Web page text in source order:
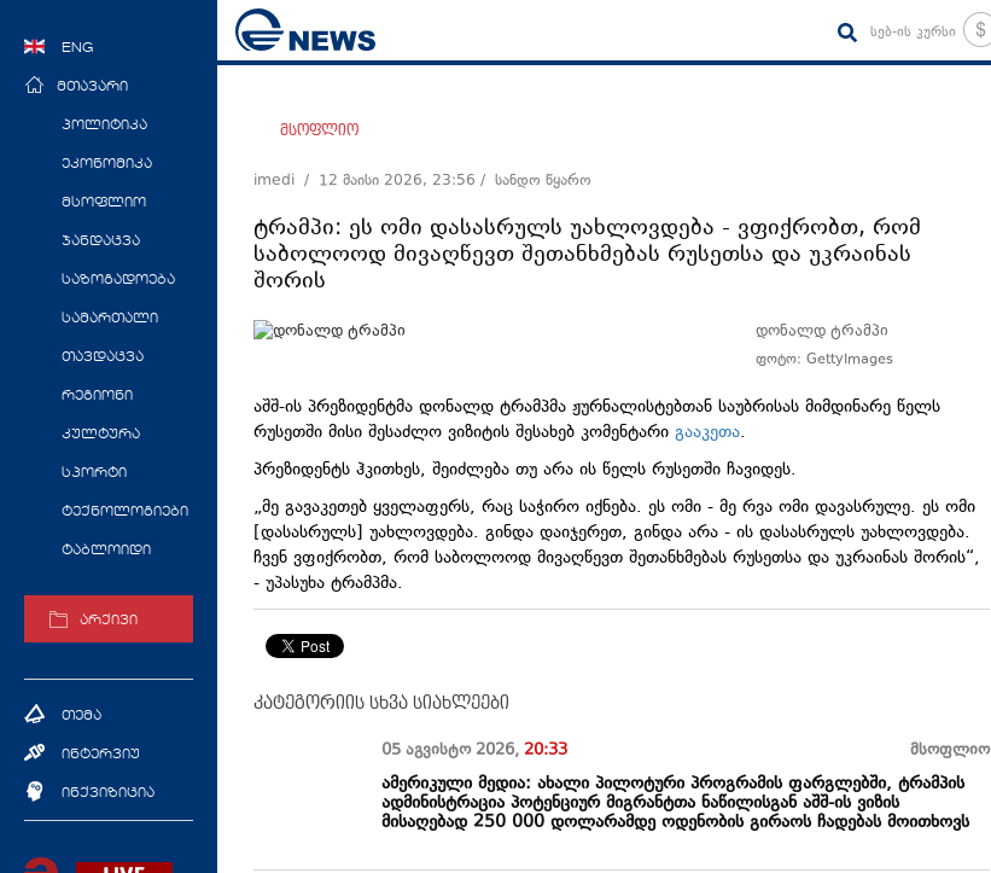
ENG
მთავარი
პოლიტიკა
ეკონომიკა
მსოფლიო
ჯანდაცვა
საზოგადოება
სამართალი
თავდაცვა
რეგიონი
კულტურა
სპორტი
ტექნოლოგიები
ტაბლოიდი
არქივი
თემა
ინტერვიუ
ინქვიზიცია
სებ-ის კურსი
მსოფლიო
imedi / 12 მაისი 2026, 23:56 / სანდო წყარო
ტრამპი: ეს ომი დასასრულს უახლოვდება - ვფიქრობთ, რომ
საბოლოოდ მივაღწევთ შეთანხმებას რუსეთსა და უკრაინას
შორის
დონალდ ტრამპი
ფოტო: GettyImages
აშშ-ის პრეზიდენტმა დონალდ ტრამპმა ჟურნალისტებთან საუბრისას მიმდინარე წელს
რუსეთში მისი შესაძლო ვიზიტის შესახებ კომენტარი გააკეთა.
პრეზიდენტს ჰკითხეს, შეიძლება თუ არა ის წელს რუსეთში ჩავიდეს.
„მე გავაკეთებ ყველაფერს, რაც საჭირო იქნება. ეს ომი - მე რვა ომი დავასრულე. ეს ომი
[დასასრულს] უახლოვდება. გინდა დაიჯერეთ, გინდა არა - ის დასასრულს უახლოვდება.
ჩვენ ვფიქრობთ, რომ საბოლოოდ მივაღწევთ შეთანხმებას რუსეთსა და უკრაინას შორის“,
- უპასუხა ტრამპმა.
კატეგორიის სხვა სიახლეები
05 აგვისტო 2026, 20:33 მსოფლიო
ამერიკული მედია: ახალი პილოტური პროგრამის ფარგლებში, ტრამპის
ადმინისტრაცია პოტენციურ მიგრანტთა ნაწილისგან აშშ-ის ვიზის
მისაღებად 250 000 დოლარამდე ოდენობის გირაოს ჩადებას მოითხოვს